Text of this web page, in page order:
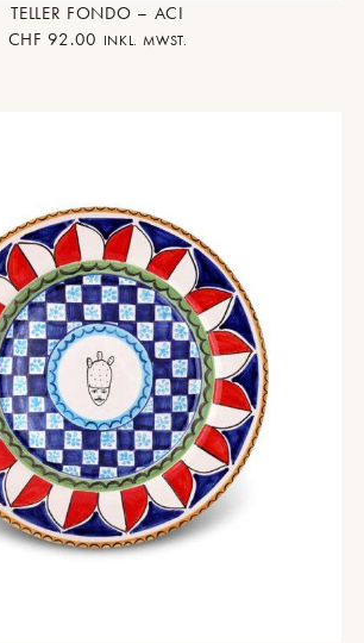
TELLER FONDO – ACI
CHF 92.00 INKL. MWST.